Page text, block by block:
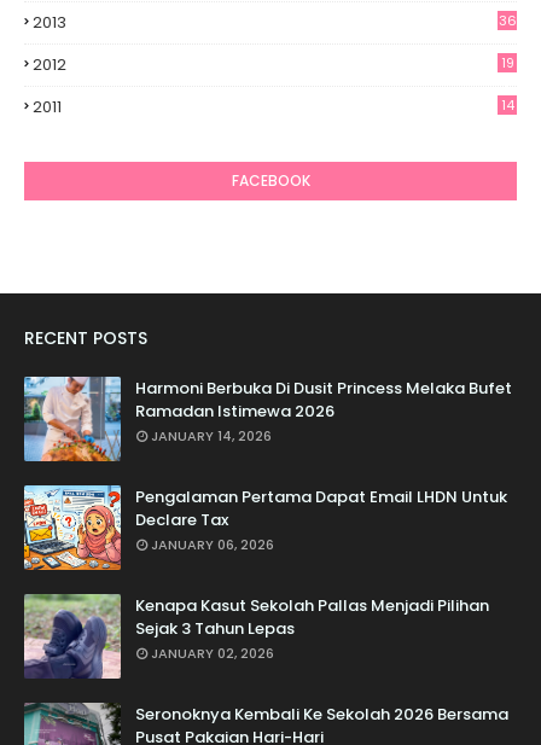
2013 36
2012
19
2011
14
FACEBOOK
RECENT POSTS
Harmoni Berbuka Di Dusit Princess Melaka Bufet
Ramadan Istimewa 2026
JANUARY 14, 2026
Pengalaman Pertama Dapat Email LHDN Untuk
Declare Tax
JANUARY 06, 2026
Kenapa Kasut Sekolah Pallas Menjadi Pilihan
Sejak 3 Tahun Lepas
JANUARY 02, 2026
Seronoknya Kembali Ke Sekolah 2026 Bersama
Pusat Pakaian Hari-Hari